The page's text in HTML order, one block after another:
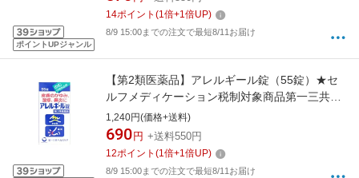
ポイントUPジャンル
14ポイント (1倍+1倍UP)
8/9 15:00までの注文で最短8/11お届け
【第2類医薬品】アレルギール錠（55錠）★セ
ルフメディケーション税制対象商品第一三共ヘ
ルスケア｜DAIICHI SANKYO HEALTHCARE
1,240円(価格+送料)
690 円 +送料550円
12ポイント (1倍+1倍UP)
8/9 15:00までの注文で最短8/11お届け